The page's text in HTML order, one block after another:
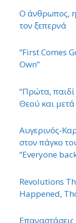
Ο άνθρωπος, η
τον ξεπερνά
“First Comes
Own”
“Πρώτα,
Θεού και
Αυγερινός-
στον πάγκο
“Εveryone
Revolutions
Happened,